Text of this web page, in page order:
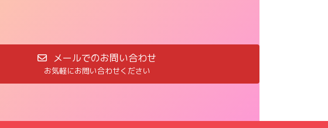
メールでのお問い合わせ
お気軽にお問い合わせください